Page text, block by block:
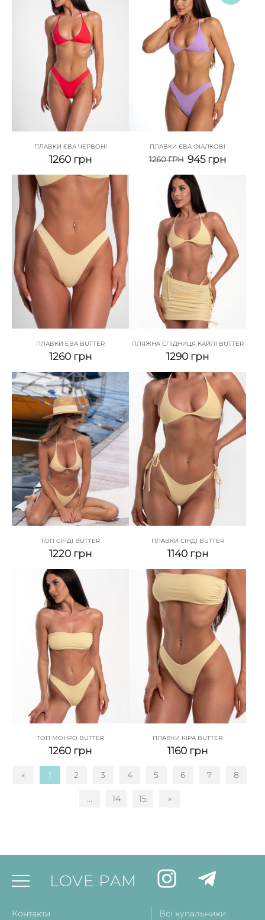
ПЛАВКИ ЄВА ЧЕРВОНІ
1260 грн
ПЛАВКИ ЄВА ФІАЛКОВІ
1260ГРН 945 грн
ПЛАВКИ ЄВА BUTTER
1260 грн
ПЛЯЖНА СПІДНИЦЯ КАЙЛІ BUTTER
1290 грн
ТОП СІНДІ BUTTER
1220 грн
ПЛАВКИ СІНДІ BUTTER
1140 грн
ТОП МОНРО BUTTER
1260 грн
ПЛАВКИ КІРА BUTTER
1160 грн
« 1 2 3 4 5 6 7 8
... 14 15 »
LOVE PAM
Контакти Всі купальники